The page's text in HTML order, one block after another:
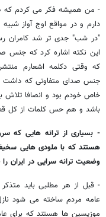
- من همیشه فکر می کردم که
دارم و در مواقع اوج آواز
"در شب" جدی تر شد کامران
این نکته اشاره کرد که جنس
که وقتی دکلمه اشعارم
جنس صدای متفاوتی که
خاص خودم بود و انصافا تلاش
باشد و هم حس کلمات از کل
- بسیاری از ترانه هایی که
هستند که با ملودی هایی
وضعیت ترانه سرایی در ایران
- قبل از هر مطلبی باید
عامه مردم ساخته می شود
موزیسین ها هستند که برای